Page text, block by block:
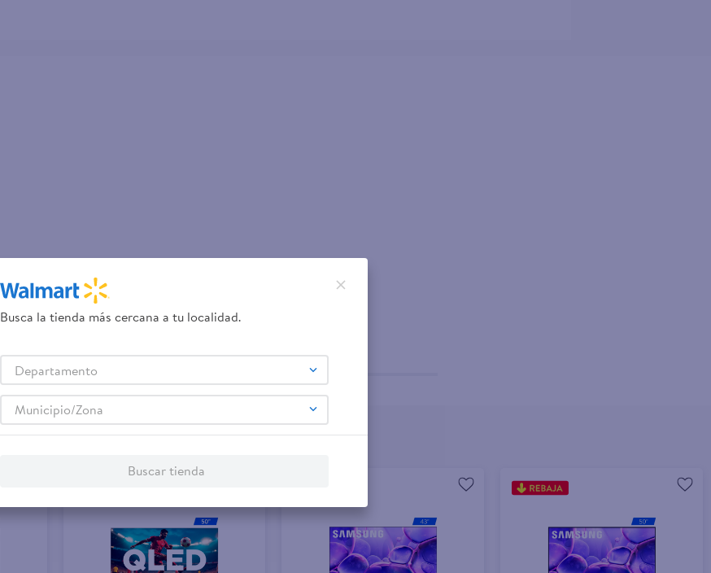
Busca la tienda más cercana a tu localidad.
Departamento
Municipio/Zona
Buscar tienda